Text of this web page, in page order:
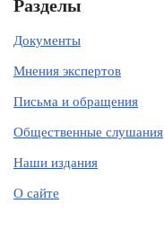
Разделы
Документы
Мнения экспертов
Письма и обращения
Общественные слушания
Наши издания
О сайте